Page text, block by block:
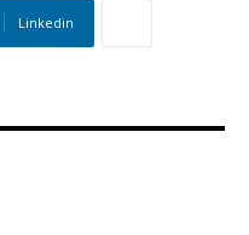
Linkedin